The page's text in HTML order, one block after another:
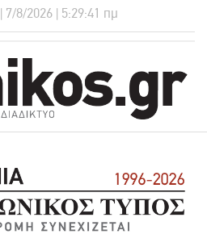
| 7/8/2026 | 5:29:41 πμ